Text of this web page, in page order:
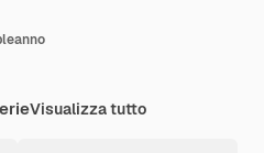
Visualizza tutto